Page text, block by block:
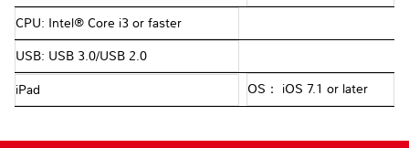
CPU: Intel® Core i3 or faster
USB: USB 3.0/USB 2.0
iPad OS： iOS 7.1 or later